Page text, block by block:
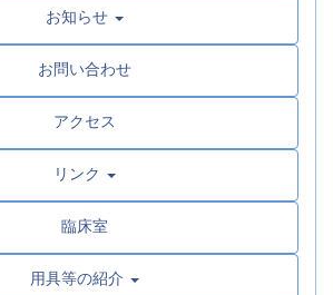
お知らせ
お問い合わせ
アクセス
リンク
臨床室
用具等の紹介